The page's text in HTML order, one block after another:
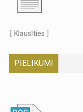
[ Klausīties ]
PIELIKUMI